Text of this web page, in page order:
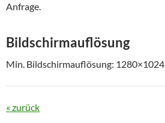
Anfrage.
Bildschirmauflösung
Min. Bildschirmauflösung: 1280×1024
« zurück